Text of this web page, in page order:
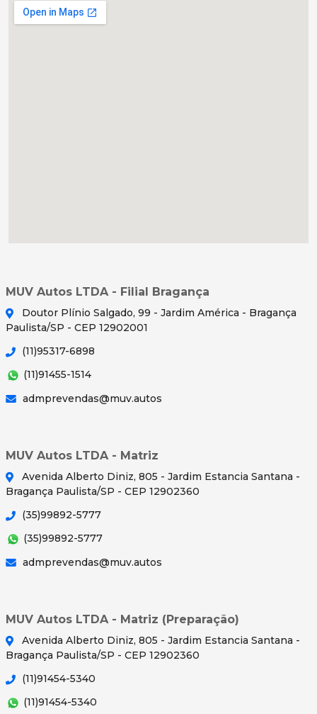
MUV Autos LTDA - Filial Bragança
Doutor Plínio Salgado, 99 - Jardim América - Bragança
Paulista/SP - CEP 12902001
(11)95317-6898
(11)91455-1514
admprevendas@muv.autos
MUV Autos LTDA - Matriz
Avenida Alberto Diniz, 805 - Jardim Estancia Santana -
Bragança Paulista/SP - CEP 12902360
(35)99892-5777
(35)99892-5777
admprevendas@muv.autos
MUV Autos LTDA - Matriz (Preparação)
Avenida Alberto Diniz, 805 - Jardim Estancia Santana -
Bragança Paulista/SP - CEP 12902360
(11)91454-5340
(11)91454-5340